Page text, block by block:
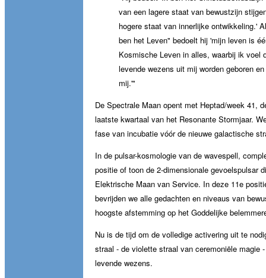
van een lagere staat van bewustzijn
hogere staat van innerlijke ontwikkeling.'
ben het Leven" bedoelt hij 'mijn leven is
Kosmische Leven in alles, waarbij ik voel
levende wezens uit mij worden geboren
mij.'"
De Spectrale Maan opent met Heptad/week 41,
laatste kwartaal van het Resonante Stormjaar.
fase van incubatie vóór de nieuwe galactische
In de pulsar-kosmologie van de wavespell,
positie of toon de 2-dimensionale gevoelspulsar
Elektrische Maan van Service. In deze 11e
bevrijden we alle gedachten en niveaus van
hoogste afstemming op het Goddelijke
Nu is de tijd om de volledige activering uit te
straal - de violette straal van ceremoniële magie
levende wezens.